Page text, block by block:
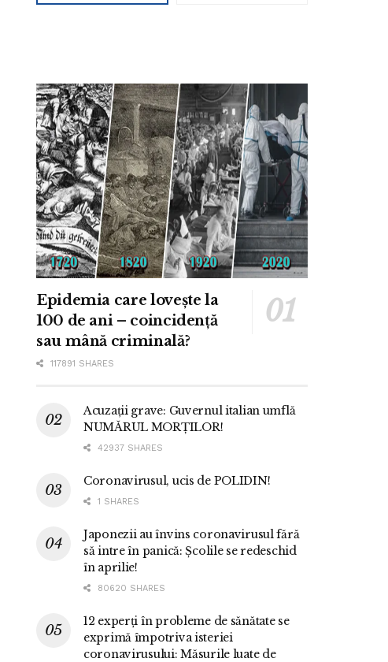
Epidemia care lovește la
100 de ani – coincidență
sau mână criminală?
117891 SHARES
Acuzații grave: Guvernul italian umflă
NUMĂRUL MORȚILOR!
42937 SHARES
Coronavirusul, ucis de POLIDIN!
1 SHARES
Japonezii au învins coronavirusul fără
să intre în panică: Școlile se redeschid
în aprilie!
80620 SHARES
12 experți în probleme de sănătate se
exprimă împotriva isteriei
coronavirusului: Măsurile luate de